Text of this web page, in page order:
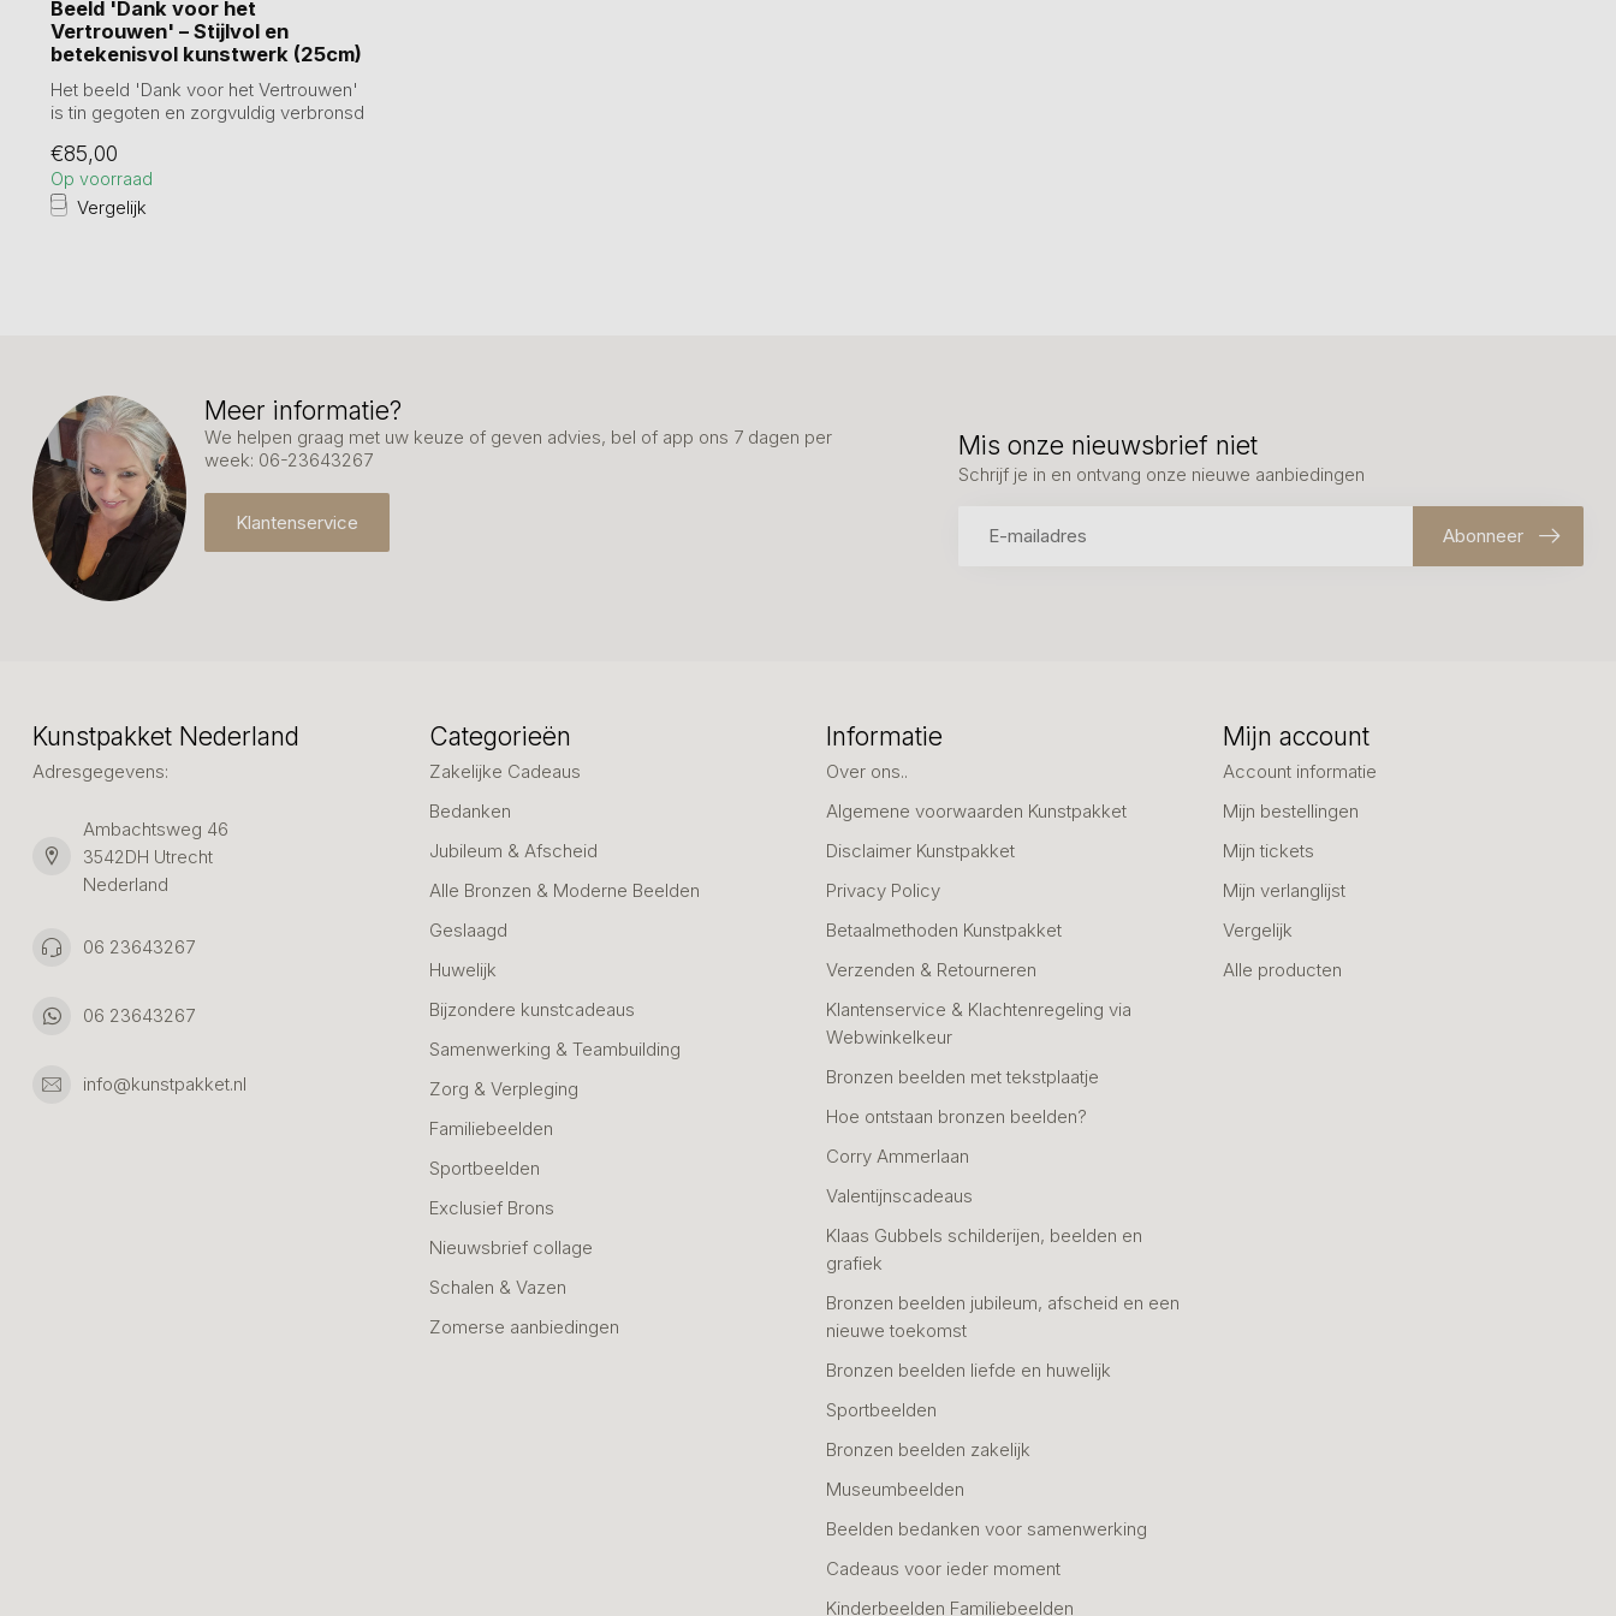
Beeld 'Dank voor het
Vertrouwen' – Stijlvol en
betekenisvol kunstwerk (25cm)
Het beeld 'Dank voor het Vertrouwen'
is tin gegoten en zorgvuldig verbronsd
€85,00
Op voorraad
Vergelijk
Meer informatie?
We helpen graag met uw keuze of geven advies, bel of app ons 7 dagen per
week: 06-23643267
Klantenservice
Mis onze nieuwsbrief niet
Schrijf je in en ontvang onze nieuwe aanbiedingen
Abonneer
Kunstpakket Nederland
Adresgegevens:
Ambachtsweg 46
3542DH Utrecht
Nederland
06 23643267
06 23643267
info@kunstpakket.nl
Categorieën
Zakelijke Cadeaus
Bedanken
Jubileum & Afscheid
Alle Bronzen & Moderne Beelden
Geslaagd
Huwelijk
Bijzondere kunstcadeaus
Samenwerking & Teambuilding
Zorg & Verpleging
Familiebeelden
Sportbeelden
Exclusief Brons
Nieuwsbrief collage
Schalen & Vazen
Zomerse aanbiedingen
Informatie
Over ons..
Algemene voorwaarden Kunstpakket
Disclaimer Kunstpakket
Privacy Policy
Betaalmethoden Kunstpakket
Verzenden & Retourneren
Klantenservice & Klachtenregeling via
Webwinkelkeur
Bronzen beelden met tekstplaatje
Hoe ontstaan bronzen beelden?
Corry Ammerlaan
Valentijnscadeaus
Klaas Gubbels schilderijen, beelden en
grafiek
Bronzen beelden jubileum, afscheid en een
nieuwe toekomst
Bronzen beelden liefde en huwelijk
Sportbeelden
Bronzen beelden zakelijk
Museumbeelden
Beelden bedanken voor samenwerking
Cadeaus voor ieder moment
Kinderbeelden Familiebeelden
Mijn account
Account informatie
Mijn bestellingen
Mijn tickets
Mijn verlanglijst
Vergelijk
Alle producten